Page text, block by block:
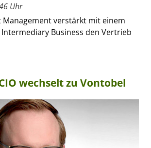
Uhr
Management verstärkt mit einem
Business den Vertrieb
wechselt zu Vontobel